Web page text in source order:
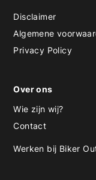
Disclaimer
Algemene
Privacy Policy
Over ons
Wie zijn wij?
Contact
Werken bij Biker